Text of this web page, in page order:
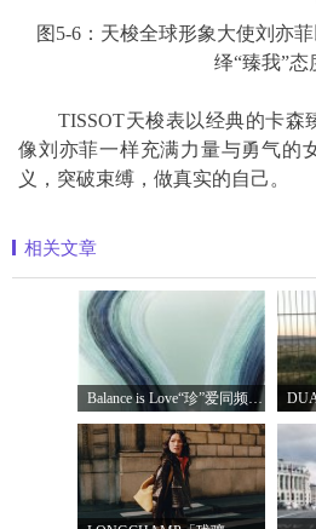
图5-6：天梭全球形象大使刘亦
绎“臻我”态
TISSOT天梭表以经典的卡森
像刘亦菲一样充满力量与勇气的
义，突破束缚，做真实的自己。
相关文章
Balance is Love“珍”爱同频 耀启七夕 TASA